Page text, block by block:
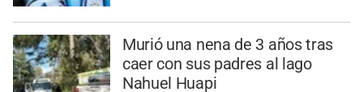
Murió una nena de 3 años tras
caer con sus padres al lago
Nahuel Huapi